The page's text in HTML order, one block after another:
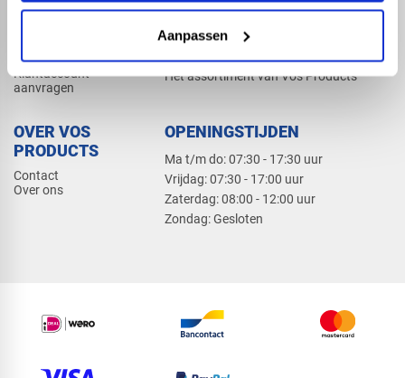
Aanpassen
Dak en gevel
Klantaccount
aanvragen
PRODUCTCATALOGUS 2026
Het assortiment van Vos Products
OVER VOS
PRODUCTS
Contact
Over ons
OPENINGSTIJDEN
Ma t/m do: 07:30 - 17:30 uur
​Vrijdag: 07:30 - 17:00 uur
​Zaterdag: 08:00 - 12:00 uur
​Zondag: Gesloten